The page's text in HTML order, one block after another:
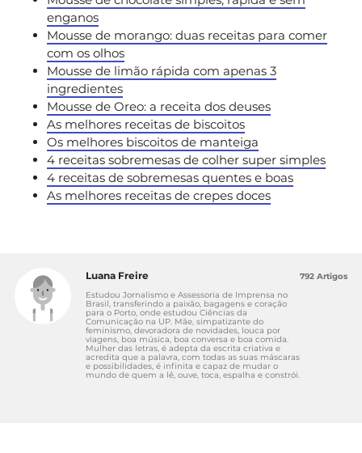
enganos
Mousse de morango: duas receitas para comer
com os olhos
Mousse de limão rápida com apenas 3
ingredientes
Mousse de Oreo: a receita dos deuses
As melhores receitas de biscoitos
Os melhores biscoitos de manteiga
4 receitas sobremesas de colher super simples
4 receitas de sobremesas quentes e boas
As melhores receitas de crepes doces
Luana Freire
Estudou Jornalismo e Assessoria de Imprensa no
Brasil, transferindo a paixão, bagagens e coração
para o Porto, onde estudou Ciências da
Comunicação na UP. Mãe, simpatizante do
feminismo, devoradora de novidades, louca por
viagens, boa música, boa conversa e boa comida.
Mulher das letras, é adepta da escrita criativa e
acredita que a palavra, com todas as suas máscaras
e possibilidades, é infinita e capaz de mudar o
mundo de quem a lê, ouve, toca, espalha e constrói.
792 Artigos